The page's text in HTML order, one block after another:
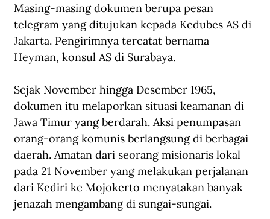
Masing-masing dokumen berupa pesan
telegram yang ditujukan kepada Kedubes AS di
Jakarta. Pengirimnya tercatat bernama
Heyman, konsul AS di Surabaya.
Sejak November hingga Desember 1965,
dokumen itu melaporkan situasi keamanan di
Jawa Timur yang berdarah. Aksi penumpasan
orang-orang komunis berlangsung di berbagai
daerah. Amatan dari seorang misionaris lokal
pada 21 November yang melakukan perjalanan
dari Kediri ke Mojokerto menyatakan banyak
jenazah mengambang di sungai-sungai.